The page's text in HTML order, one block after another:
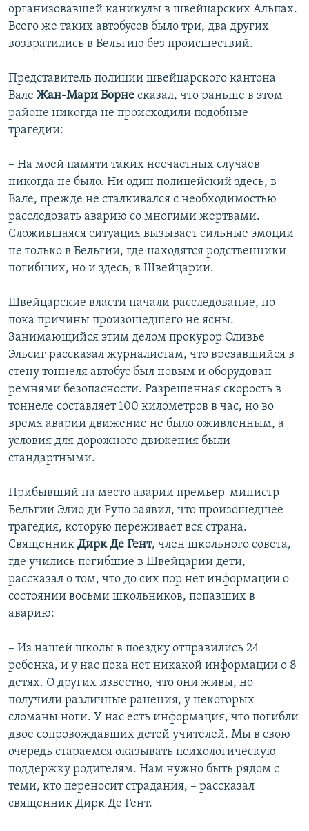
организовавшей каникулы в швейцарских Альпах.
Всего же таких автобусов было три, два других
возвратились в Бельгию без происшествий.
Представитель полиции швейцарского кантона
Вале Жан-Мари Борне сказал, что раньше в этом
районе никогда не происходили подобные
трагедии:
– На моей памяти таких несчастных случаев
никогда не было. Ни один полицейский здесь, в
Вале, прежде не сталкивался с необходимостью
расследовать аварию со многими жертвами.
Сложившаяся ситуация вызывает сильные эмоции
не только в Бельгии, где находятся родственники
погибших, но и здесь, в Швейцарии.
Швейцарские власти начали расследование, но
пока причины произошедшего не ясны.
Занимающийся этим делом прокурор Оливье
Эльсиг рассказал журналистам, что врезавшийся в
стену тоннеля автобус был новым и оборудован
ремнями безопасности. Разрешенная скорость в
тоннеле составляет 100 километров в час, но во
время аварии движение не было оживленным, а
условия для дорожного движения были
стандартными.
Прибывший на место аварии премьер-министр
Бельгии Элио ди Рупо заявил, что произошедшее –
трагедия, которую переживает вся страна.
Священник Дирк Де Гент, член школьного совета,
где учились погибшие в Швейцарии дети,
рассказал о том, что до сих пор нет информации о
состоянии восьми школьников, попавших в
аварию:
– Из нашей школы в поездку отправились 24
ребенка, и у нас пока нет никакой информации о 8
детях. О других известно, что они живы, но
получили различные ранения, у некоторых
сломаны ноги. У нас есть информация, что погибли
двое сопровождавших детей учителей. Мы в свою
очередь стараемся оказывать психологическую
поддержку родителям. Нам нужно быть рядом с
теми, кто переносит страдания, – рассказал
священник Дирк Де Гент.